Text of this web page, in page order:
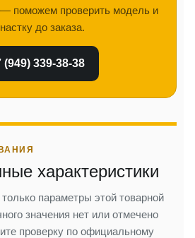
поможем проверить модель и
до заказа.
(949) 339-38-38
характеристики
параметры этой товарной
значения нет или отмечено
проверку по официальному